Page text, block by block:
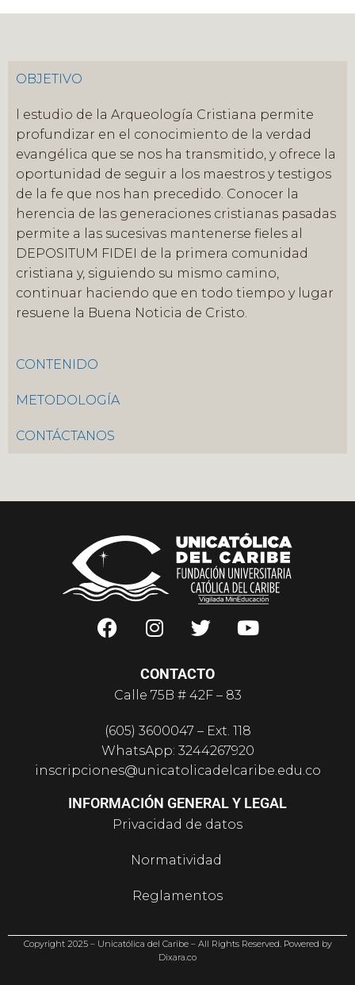
OBJETIVO
l estudio de la Arqueología Cristiana permite
profundizar en el conocimiento de la verdad
evangélica que se nos ha transmitido, y ofrece la
oportunidad de seguir a los maestros y testigos
de la fe que nos han precedido. Conocer la
herencia de las generaciones cristianas pasadas
permite a las sucesivas mantenerse fieles al
DEPOSITUM FIDEI de la primera comunidad
cristiana y, siguiendo su mismo camino,
continuar haciendo que en todo tiempo y lugar
resuene la Buena Noticia de Cristo.
CONTENIDO
METODOLOGÍA
CONTÁCTANOS
CONTACTO
Calle 75B # 42F – 83
(605) 3600047 – Ext. 118
WhatsApp: 3244267920
inscripciones@unicatolicadelcaribe.edu.co
INFORMACIÓN GENERAL Y LEGAL
Privacidad de datos
Normatividad
Reglamentos
PQR
Copyright 2025– Unicatólica del Caribe –All Rights Reserved. Powered by
Dixara.co